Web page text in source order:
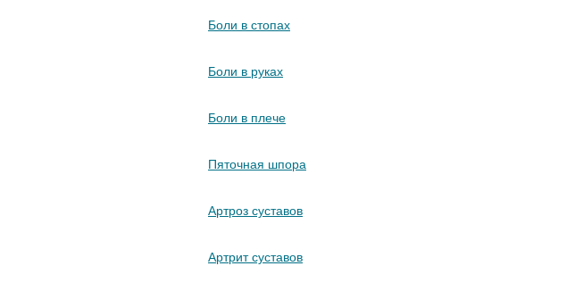
Боли в стопах
Боли в руках
Боли в плече
Пяточная шпора
Артроз суставов
Артрит суставов